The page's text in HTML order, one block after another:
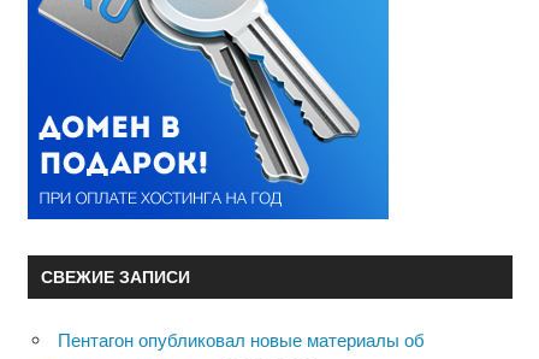
СВЕЖИЕ ЗАПИСИ
Пентагон опубликовал новые материалы об